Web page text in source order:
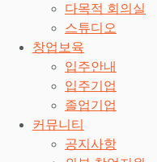
다목적 회의실
스튜디오
창업보육
입주안내
입주기업
졸업기업
커뮤니티
공지사항